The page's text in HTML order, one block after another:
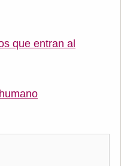
que entran al